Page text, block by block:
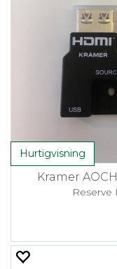
Hurtigvisning
Kramer